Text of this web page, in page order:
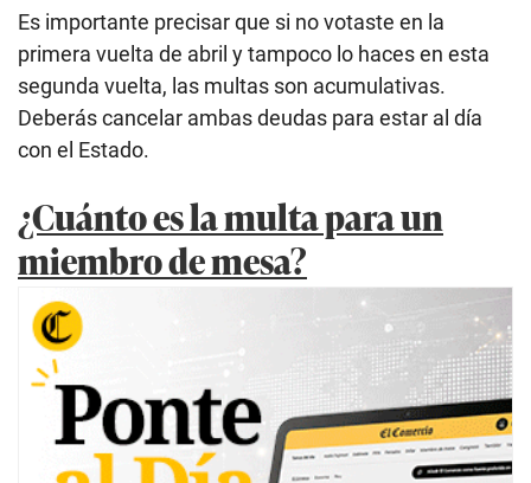
Es importante precisar que si no votaste en la
primera vuelta de abril y tampoco lo haces en esta
segunda vuelta, las multas son acumulativas.
Deberás cancelar ambas deudas para estar al día
con el Estado.
¿Cuánto es la multa para un
miembro de mesa?